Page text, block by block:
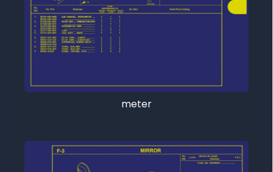
meter